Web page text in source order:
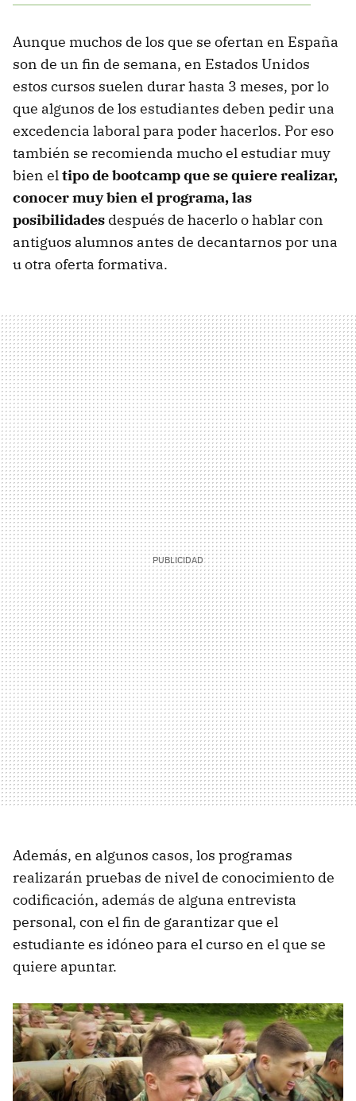
Aunque muchos de los que se ofertan en España
son de un fin de semana, en Estados Unidos
estos cursos suelen durar hasta 3 meses, por lo
que algunos de los estudiantes deben pedir una
excedencia laboral para poder hacerlos. Por eso
también se recomienda mucho el estudiar muy
bien eltipo de bootcamp que se quiere realizar,
conocer muy bien el programa, las
posibilidades después de hacerlo o hablar con
antiguos alumnos antes de decantarnos por una
u otra oferta formativa.
Además, en algunos casos, los programas
realizarán pruebas de nivel de conocimiento de
codificación, además de alguna entrevista
personal, con el fin de garantizar que el
estudiante es idóneo para el curso en el que se
quiere apuntar.